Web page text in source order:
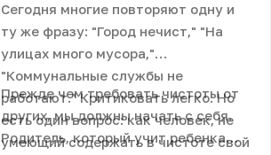
Сегодня многие повторяют одну и
ту же фразу: "Город нечист," "На
улицах много мусора,"
"Коммунальные службы не
работают." Критиковать легко. Но
есть один вопрос: как человек, не
умеющий содержать в чистоте свой
Прежде чем требовать чистоты от
других, мы должны начать с себя.
Родитель, который учит ребенка